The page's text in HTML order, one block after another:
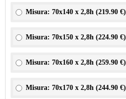
Misura: 70x140 x 2,8h (219.90 €)
Misura: 70x150 x 2,8h (224.90 €)
Misura: 70x160 x 2,8h (259.90 €)
Misura: 70x170 x 2,8h (244.90 €)